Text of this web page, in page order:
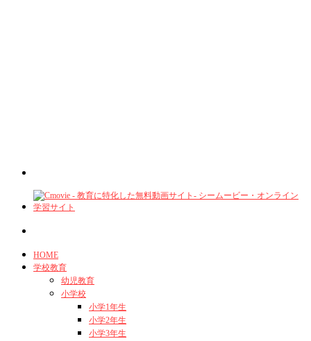
HOME
学校教育
幼児教育
小学校
小学1年生
小学2年生
小学3年生